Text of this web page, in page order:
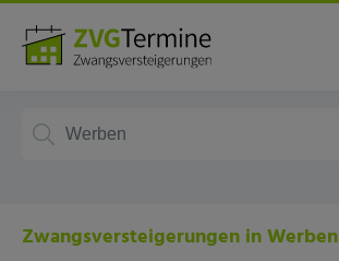
Zwangsversteigerungen in Werben